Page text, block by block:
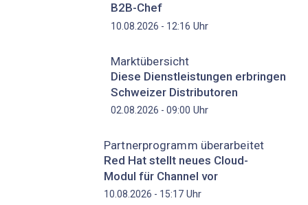
B2B-Chef
10.08.2026 - 12:16 Uhr
Marktübersicht
Diese Dienstleistungen erbringen
Schweizer Distributoren
02.08.2026 - 09:00 Uhr
Partnerprogramm überarbeitet
Red Hat stellt neues Cloud-
Modul für Channel vor
10.08.2026 - 15:17 Uhr